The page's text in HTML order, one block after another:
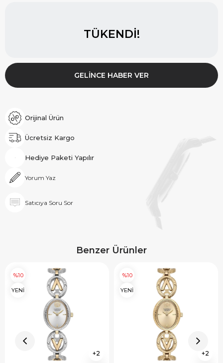
TÜKENDI!
GELINCE HABER VER
Orijinal Ürün
Ücretsiz Kargo
Hediye Paketi Yapılır
Yorum Yaz
Satıcıya Soru Sor
Benzer Ürünler
2
%10
YENİ
2
%10
YENİ